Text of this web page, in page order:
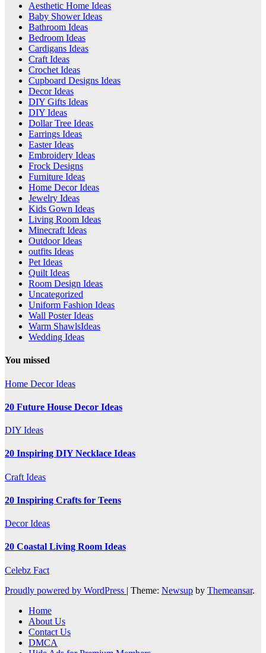
Aesthetic Home Ideas
Baby Shower Ideas
Bathroom Ideas
Bedroom Ideas
Cardigans Ideas
Craft Ideas
Crochet Ideas
Cupboard Designs Ideas
Decor Ideas
DIY Gifts Ideas
DIY Ideas
Dollar Tree Ideas
Earrings Ideas
Easter Ideas
Embroidery Ideas
Frock Designs
Furniture Ideas
Home Decor Ideas
Jewelry Ideas
Kids Gown Ideas
Living Room Ideas
Minecraft Ideas
Outdoor Ideas
outfits Ideas
Pet Ideas
Quilt Ideas
Room Design Ideas
Uncategorized
Uniform Fashion Ideas
Wall Poster Ideas
Warm ShawlsIdeas
Wedding Ideas
You missed
Home Decor Ideas
20 Future House Decor Ideas
DIY Ideas
20 Inspiring DIY Necklace Ideas
Craft Ideas
20 Inspiring Crafts for Teens
Decor Ideas
20 Coastal Living Room Ideas
Celebz Fact
Proudly powered by WordPress | Theme: Newsup by Themeansar.
Home
About Us
Contact Us
DMCA